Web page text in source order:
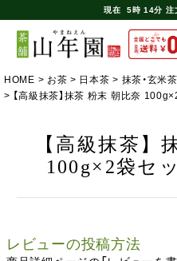
現在 5時 14分 注
HOME お茶 日本茶 抹茶・玄米
【高級抹茶】抹茶 粉末 朝比奈
【高級抹茶】
100g×2袋セ
レビューの投稿方法